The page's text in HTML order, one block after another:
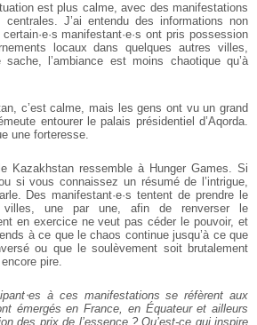
est plus calme, avec des manifestations
J’ai entendu des informations non
manifestant·e·s ont pris possession
locaux dans quelques autres villes,
l’ambiance est moins chaotique qu’à
c’est calme, mais les gens ont vu un grand
entourer le palais présidentiel d’Aqorda.
une forteresse.
Kazakhstan ressemble à Hunger Games. Si
si vous connaissez un résumé de l’intrigue,
Des manifestant·e·s tentent de prendre le
villes, une par une, afin de renverser le
en exercice ne veut pas céder le pouvoir, et
à ce que le chaos continue jusqu’à ce que
ou que le soulèvement soit brutalement
pire.
à ces manifestations se réfèrent aux
émergés en France, en Équateur et ailleurs
des prix de l’essence ? Qu’est-ce qui inspire